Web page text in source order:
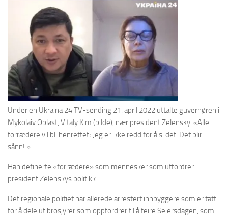
Under en Ukraina 24 TV-sending 21. april 2022 uttalte guvernøren i
Mykolaiv Oblast, Vitaly Kim (bilde), nær president Zelensky: «Alle
forrædere vil bli henrettet; Jeg er ikke redd for å si det. Det blir
sånn!.»
Han definerte «forrædere» som mennesker som utfordrer
president Zelenskys politikk.
Det regionale politiet har allerede arrestert innbyggere som er tatt
for å dele ut brosjyrer som oppfordrer til å feire Seiersdagen, som